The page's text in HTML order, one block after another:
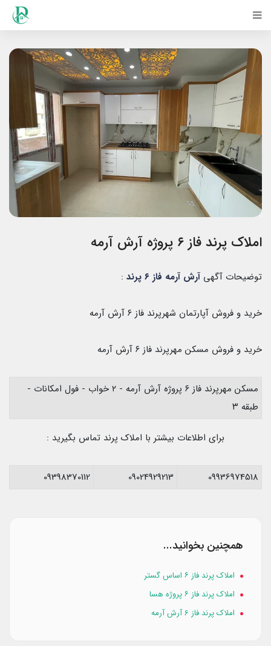
املاک پرند فاز ۶ پروژه آرش آرمه
توضیحات آگهی آرش آرمه فاز ۶ پرند :
خرید و فروش آپارتمان شهرپرند فاز ۶ آرش آرمه
خرید و فروش مسکن مهرپرند فاز ۶ آرش آرمه
مسکن مهرپرند فاز ۶ پروژه آرش آرمه - ۲ خواب - فول امکانات -
طبقه ۳
برای اطلاعات بیشتر با املاک پرند تماس بگیرید :
09936974518
09024929213
09398370112
همچنین بخوانید...
املاک پرند فاز ۶ اساس گستر
املاک پرند فاز ۶ پروژه هسا
املاک پرند فاز 6 آرش آرمه